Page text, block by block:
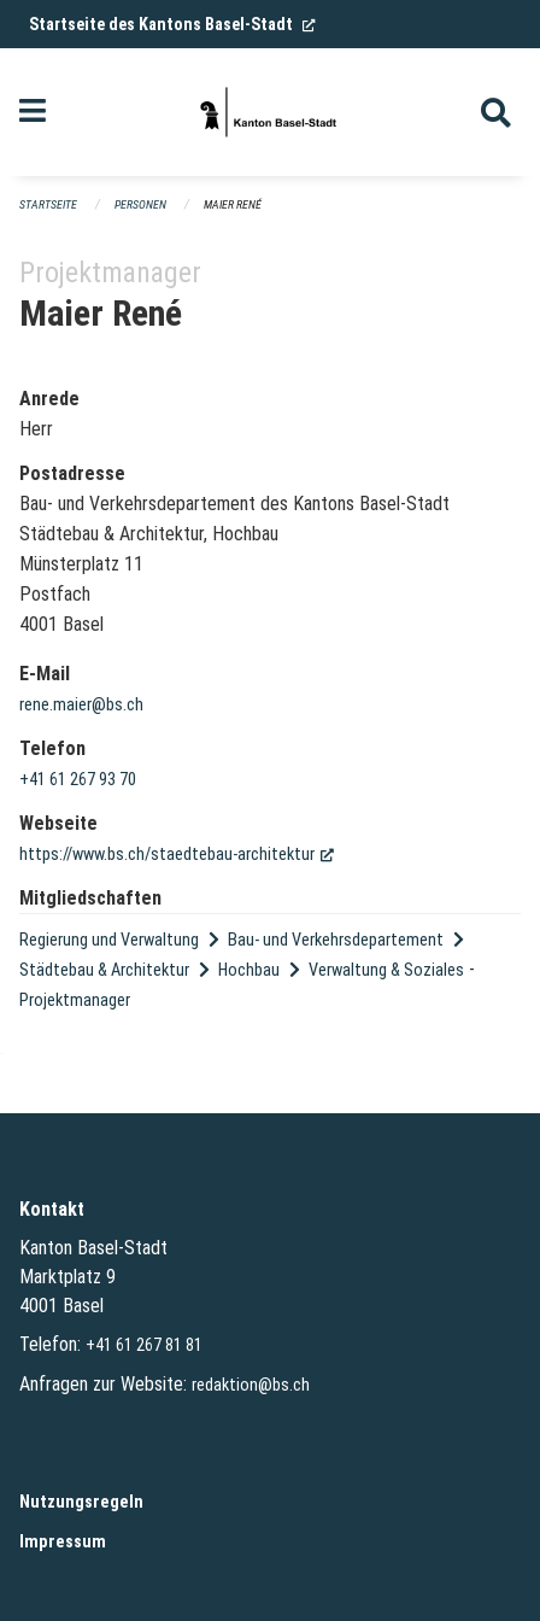
Navigation überspringen
Startseite des Kantons Basel-Stadt (External Link)
STARTSEITE PERSONEN MAIER RENÉ
Projektmanager
Maier René
Anrede
Herr
Postadresse
Bau- und Verkehrsdepartement des Kantons Basel-Stadt
Städtebau & Architektur, Hochbau
Münsterplatz 11
Postfach
4001 Basel
E-Mail
rene.maier@bs.ch
Telefon
+41 61 267 93 70
Webseite
https://www.bs.ch/staedtebau-architektur (External Link)
Mitgliedschaften
Regierung und Verwaltung
Bau- und Verkehrsdepartement
Städtebau & Architektur
Hochbau Verwaltung & Soziales -
Projektmanager
Kontakt
Kanton Basel-Stadt
Marktplatz 9
4001 Basel
Telefon: +41 61 267 81 81
Anfragen zur Website: redaktion@bs.ch
Nutzungsregeln
Impressum